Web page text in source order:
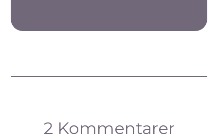
2 Kommentarer